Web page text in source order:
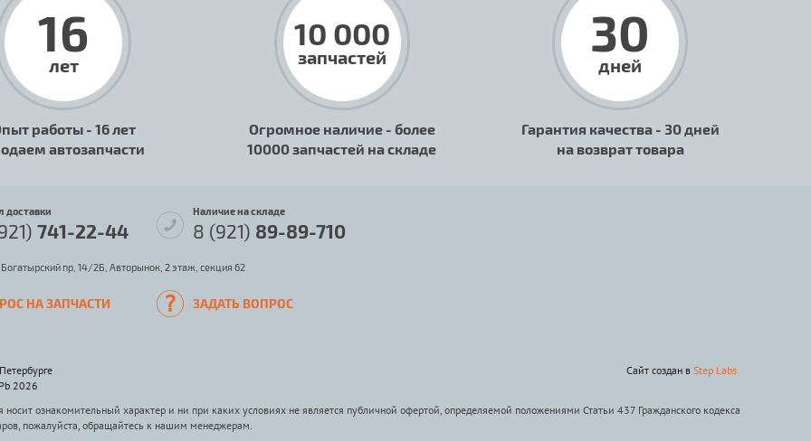
16
лет
работы - 16 лет
автозапчасти
10 000
запчастей
Огромное наличие - более
10000 запчастей на складе
30
дней
Гарантия качества - 30 дней
на возврат товара
доставки
741-22-44
Наличие на складе
8 (921) 89-89-710
пр, 14/2Б, Авторынок, 2 этаж, секция 62
НА ЗАПЧАСТИ ЗАДАТЬ ВОПРОС
2026
Сайт создан в Step Labs
ознакомительный характер и ни при каких условиях не является публичной офертой, определяемой положениями Статьи 437 Гражданского кодекса
пожалуйста, обращайтесь к нашим менеджерам.